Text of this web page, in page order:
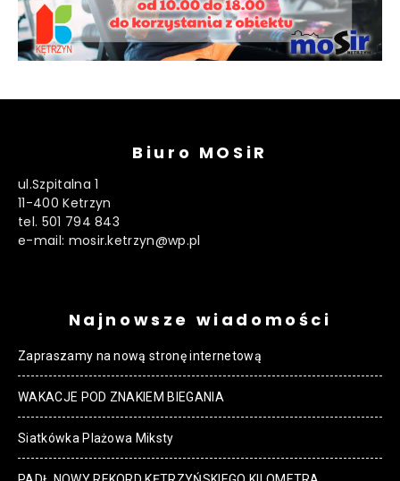
Biuro MOSiR
ul.Szpitalna 1
11-400 Ketrzyn
tel. 501 794 843
e-mail: mosir.ketrzyn@wp.pl
Najnowsze wiadomości
Zapraszamy na nową stronę internetową
WAKACJE POD ZNAKIEM BIEGANIA
Siatkówka Plażowa Miksty